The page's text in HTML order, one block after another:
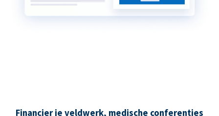
Financier je veldwerk, medische conferenties